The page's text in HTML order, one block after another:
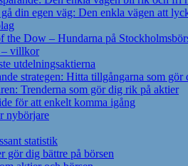
din egen väg: Den enkla vägen att
the Dow – Hundarna på
– villkor
utdelningsaktierna
strategen: Hitta tillgångarna som gör
Trenderna som gör dig rik på aktier
för att enkelt komma igång
nybörjare
statistik
gör dig bättre på börsen